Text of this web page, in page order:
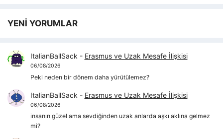
YENİ YORUMLAR
ItalianBallSack - Erasmus ve Uzak Mesafe İlişkisi
06/08/2026
Peki neden bir dönem daha yürütülemez?
ItalianBallSack - Erasmus ve Uzak Mesafe İlişkisi
06/08/2026
insanın güzel ama sevdiğinden uzak anlarda aşkı aklına gelmez
mi?